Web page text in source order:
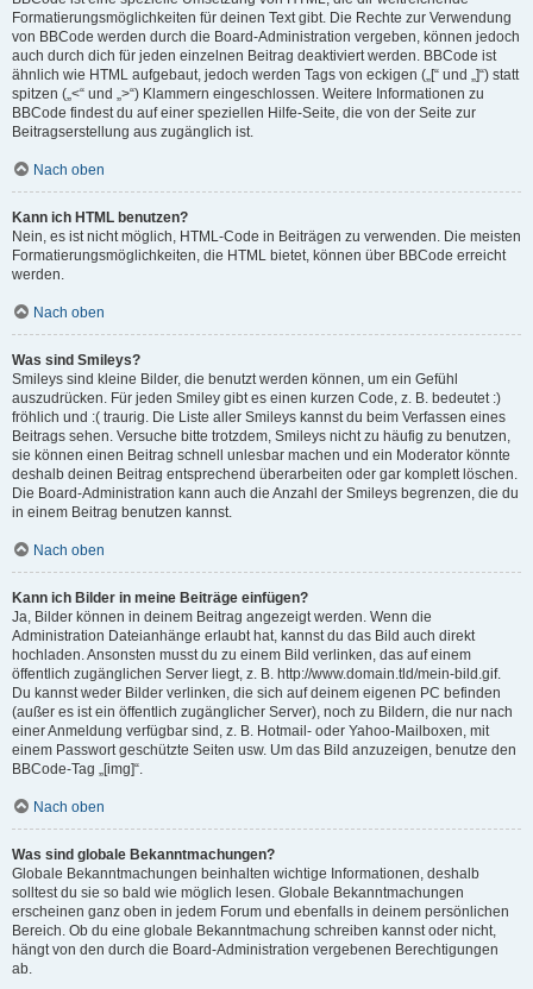
Formatierungsmöglichkeiten für deinen Text gibt. Die Rechte zur Verwendung
von BBCode werden durch die Board-Administration vergeben, können jedoch
auch durch dich für jeden einzelnen Beitrag deaktiviert werden. BBCode ist
ähnlich wie HTML aufgebaut, jedoch werden Tags von eckigen („[“ und „]“) statt
spitzen („<“ und „>“) Klammern eingeschlossen. Weitere Informationen zu
BBCode findest du auf einer speziellen Hilfe-Seite, die von der Seite zur
Beitragserstellung aus zugänglich ist.
Nach oben
Kann ich HTML benutzen?
Nein, es ist nicht möglich, HTML-Code in Beiträgen zu verwenden. Die meisten
Formatierungsmöglichkeiten, die HTML bietet, können über BBCode erreicht
werden.
Nach oben
Was sind Smileys?
Smileys sind kleine Bilder, die benutzt werden können, um ein Gefühl
auszudrücken. Für jeden Smiley gibt es einen kurzen Code, z. B. bedeutet :)
fröhlich und :( traurig. Die Liste aller Smileys kannst du beim Verfassen eines
Beitrags sehen. Versuche bitte trotzdem, Smileys nicht zu häufig zu benutzen,
sie können einen Beitrag schnell unlesbar machen und ein Moderator könnte
deshalb deinen Beitrag entsprechend überarbeiten oder gar komplett löschen.
Die Board-Administration kann auch die Anzahl der Smileys begrenzen, die du
in einem Beitrag benutzen kannst.
Nach oben
Kann ich Bilder in meine Beiträge einfügen?
Ja, Bilder können in deinem Beitrag angezeigt werden. Wenn die
Administration Dateianhänge erlaubt hat, kannst du das Bild auch direkt
hochladen. Ansonsten musst du zu einem Bild verlinken, das auf einem
öffentlich zugänglichen Server liegt, z. B. http://www.domain.tld/mein-bild.gif.
Du kannst weder Bilder verlinken, die sich auf deinem eigenen PC befinden
(außer es ist ein öffentlich zugänglicher Server), noch zu Bildern, die nur nach
einer Anmeldung verfügbar sind, z. B. Hotmail- oder Yahoo-Mailboxen, mit
einem Passwort geschützte Seiten usw. Um das Bild anzuzeigen, benutze den
BBCode-Tag „[img]“.
Nach oben
Was sind globale Bekanntmachungen?
Globale Bekanntmachungen beinhalten wichtige Informationen, deshalb
solltest du sie so bald wie möglich lesen. Globale Bekanntmachungen
erscheinen ganz oben in jedem Forum und ebenfalls in deinem persönlichen
Bereich. Ob du eine globale Bekanntmachung schreiben kannst oder nicht,
hängt von den durch die Board-Administration vergebenen Berechtigungen
ab.